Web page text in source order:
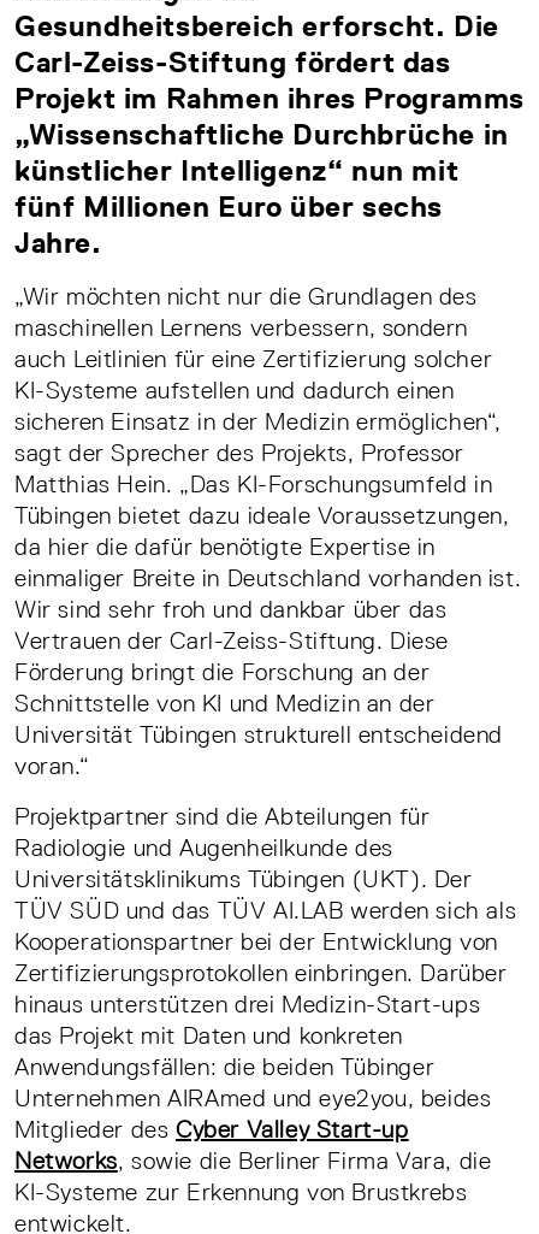
Gesundheitsbereich erforscht. Die
Carl-Zeiss-Stiftung fördert das
Projekt im Rahmen ihres Programms
„Wissenschaftliche Durchbrüche in
künstlicher Intelligenz“ nun mit
fünf Millionen Euro über sechs
Jahre.
„Wir möchten nicht nur die Grundlagen des
maschinellen Lernens verbessern, sondern
auch Leitlinien für eine Zertifizierung solcher
KI-Systeme aufstellen und dadurch einen
sicheren Einsatz in der Medizin ermöglichen“,
sagt der Sprecher des Projekts, Professor
Matthias Hein. „Das KI-Forschungsumfeld in
Tübingen bietet dazu ideale Voraussetzungen,
da hier die dafür benötigte Expertise in
einmaliger Breite in Deutschland vorhanden ist.
Wir sind sehr froh und dankbar über das
Vertrauen der Carl-Zeiss-Stiftung. Diese
Förderung bringt die Forschung an der
Schnittstelle von KI und Medizin an der
Universität Tübingen strukturell entscheidend
voran.“
Projektpartner sind die Abteilungen für
Radiologie und Augenheilkunde des
Universitätsklinikums Tübingen (UKT). Der
TÜV SÜD und das TÜV AI.LAB werden sich als
Kooperationspartner bei der Entwicklung von
Zertifizierungsprotokollen einbringen. Darüber
hinaus unterstützen drei Medizin-Start-ups
das Projekt mit Daten und konkreten
Anwendungsfällen: die beiden Tübinger
Unternehmen AIRAmed und eye2you, beides
Mitglieder des Cyber Valley Start-up
Networks, sowie die Berliner Firma Vara, die
KI-Systeme zur Erkennung von Brustkrebs
entwickelt.